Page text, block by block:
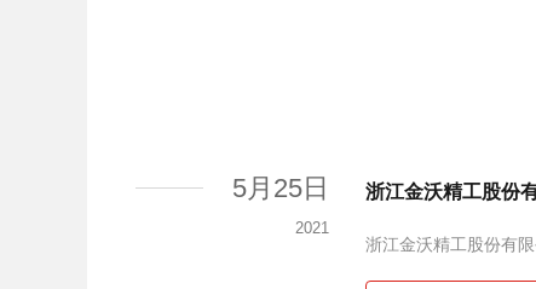
5月25日
2021
浙江金沃精工股份
浙江金沃精工股份有